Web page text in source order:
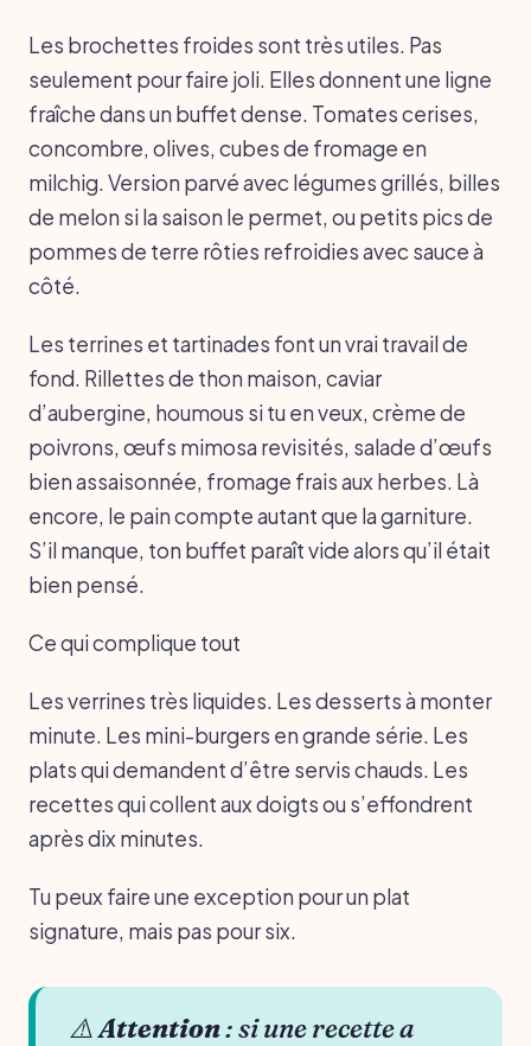
Les brochettes froides sont très utiles. Pas
seulement pour faire joli. Elles donnent une ligne
fraîche dans un buffet dense. Tomates cerises,
concombre, olives, cubes de fromage en
milchig. Version parvé avec légumes grillés, billes
de melon si la saison le permet, ou petits pics de
pommes de terre rôties refroidies avec sauce à
côté.
Les terrines et tartinades font un vrai travail de
fond. Rillettes de thon maison, caviar
d’aubergine, houmous si tu en veux, crème de
poivrons, œufs mimosa revisités, salade d’œufs
bien assaisonnée, fromage frais aux herbes. Là
encore, le pain compte autant que la garniture.
S’il manque, ton buffet paraît vide alors qu’il était
bien pensé.
Ce qui complique tout
Les verrines très liquides. Les desserts à monter
minute. Les mini-burgers en grande série. Les
plats qui demandent d’être servis chauds. Les
recettes qui collent aux doigts ou s’effondrent
après dix minutes.
Tu peux faire une exception pour un plat
signature, mais pas pour six.
⚠️Attention: si une recette a